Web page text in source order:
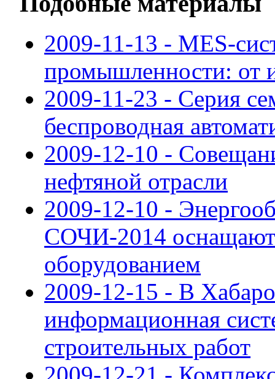
2009-11-13 - MES-
промышленности: от
2009-11-23 - Серия
беспроводная
2009-12-10 -
нефтяной отрасли
2009-12-10 -
СОЧИ-2014
оборудованием
2009-12-15 - В
информационная
строительных работ